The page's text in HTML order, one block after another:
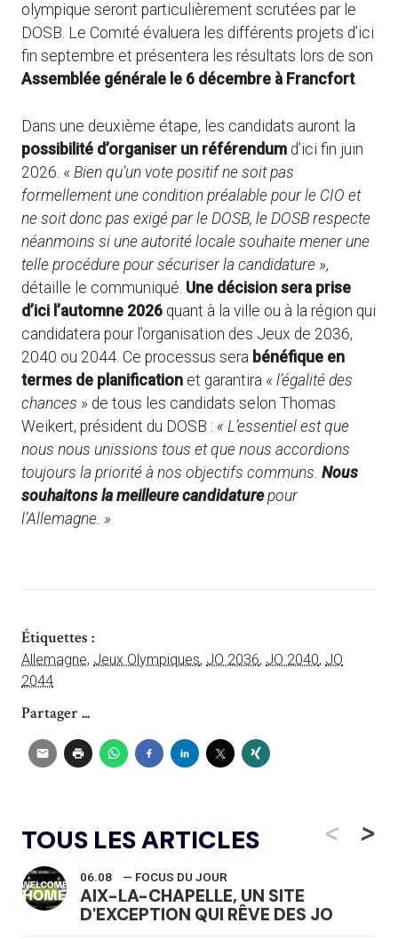
olympique seront particulièrement scrutées par le
DOSB. Le Comité évaluera les différents projets d’ici
fin septembre et présentera les résultats lors de son
Assemblée générale le 6 décembre à Francfort.
Dans une deuxième étape, les candidats auront la
possibilité d’organiser un référendum d’ici fin juin
2026. « Bien qu’un vote positif ne soit pas
formellement une condition préalable pour le CIO et
ne soit donc pas exigé par le DOSB, le DOSB respecte
néanmoins si une autorité locale souhaite mener une
telle procédure pour sécuriser la candidature »,
détaille le communiqué. Une décision sera prise
d’ici l’automne 2026 quant à la ville ou à la région qui
candidatera pour l’organisation des Jeux de 2036,
2040 ou 2044. Ce processus sera bénéfique en
termes de planification et garantira « l’égalité des
chances » de tous les candidats selon Thomas
Weikert, président du DOSB : « L’essentiel est que
nous nous unissions tous et que nous accordions
toujours la priorité à nos objectifs communs. Nous
souhaitons la meilleure candidaturepour
l’Allemagne. »
Étiquettes :
Allemagne, Jeux Olympiques, JO 2036, JO 2040, JO
2044
Partager ...
TOUS LES ARTICLES <
06.08 — FOCUS DU JOUR
AIX-LA-CHAPELLE, UN SITE
D'EXCEPTION QUI RÊVE DES JO
>